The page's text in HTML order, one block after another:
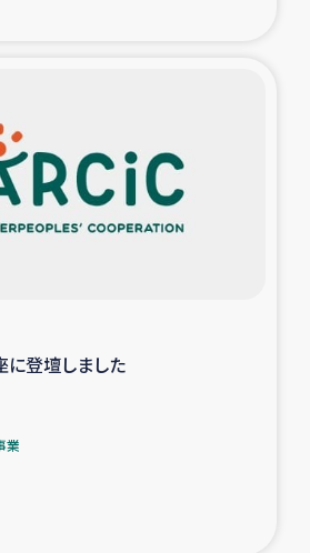
おける被災住民への緊急支援
通した女性グループの生計支援
緊急支援事業
を通じた子どもの栄養改善事業
登壇しました
業